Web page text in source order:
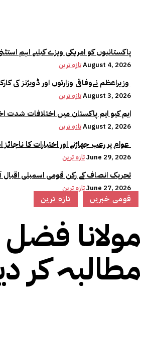
پاکستانیوں کو امریکی ویزے کیلیے اہم
تازہ ترینAugust 4, 2026
تازہ ترینAugust 3, 2026
ایم کیو ایم پاکستان میں اختلافات شدت
تازہ ترینAugust 2, 2026
تازہ ترینJune 29, 2026
تحریک انصاف کے رکن قومی اسمبلی اقبال
تازہ ترینJune 27, 2026
تازہ ترین قومی خبریں
مولانا
مطالبہ کر